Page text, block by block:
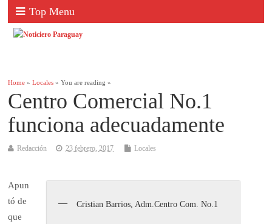
Top Menu
Home »Locales » You are reading »
Centro Comercial No.1
funciona adecuadamente
Redacción 23 febrero, 2017 Locales
Cristian Barrios, Adm.Centro Com. No.1
Apun
tó de
que